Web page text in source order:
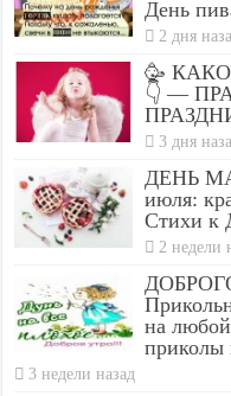
День
2 дня
🥳
👇 —
3 дня
ДЕНЬ
июля:
Стихи к
2 недели
на
3 недели назад